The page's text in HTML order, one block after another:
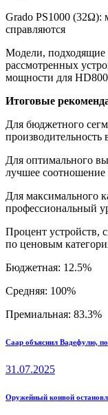
Grado PS1000 (32Ω):
справляются
Модели, подходящие
рассмотренных
мощности для
Итоговые
Для бюджетного
производительность
Для оптимального
лучшее соотношение
Для максимального
профессиональный
Процент устройств,
по ценовым
Бюджетная: 12.5%
Средняя: 100%
Премиальная: 83.3%
Навигация
по
Previous
Саар объяснил Вадефулю,
31.07.2025
Next
Оружейный конвой